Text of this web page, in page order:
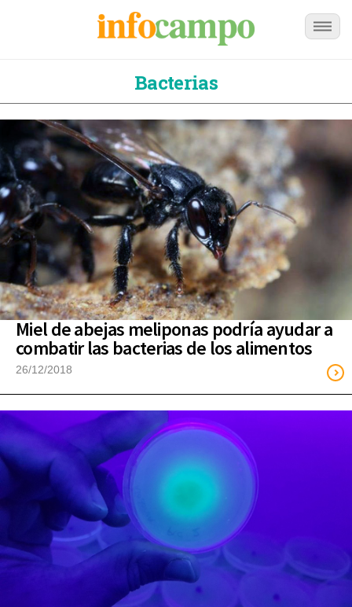
Bacterias
Miel de abejas meliponas podría ayudar a
combatir las bacterias de los alimentos
26/12/2018